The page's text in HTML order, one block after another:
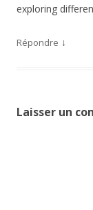
exploring
Répondre ↓
Laisser un